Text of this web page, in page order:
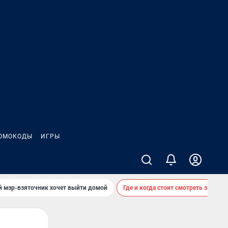
ИГРЫ
мэр-взяточник хочет выйти домой Где и когда стоит смотреть